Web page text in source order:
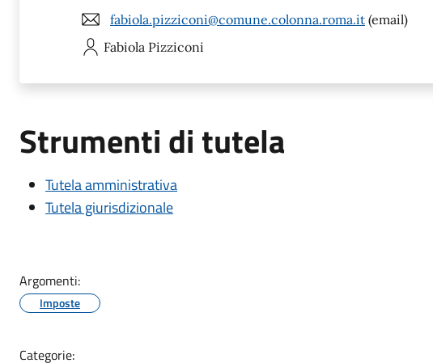
fabiola.pizziconi@comune.colonna.roma.it (email)
Fabiola Pizziconi
Strumenti di tutela
Tutela amministrativa
Tutela giurisdizionale
Argomenti:
Imposte
Categorie: